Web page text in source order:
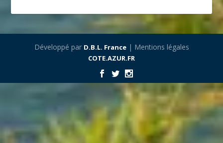
Développé par D.B.L. France| Mentions légales
COTE.AZUR.FR